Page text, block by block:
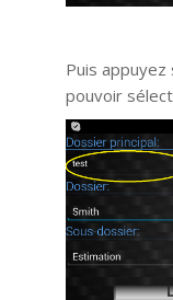
Puis
pouvoir